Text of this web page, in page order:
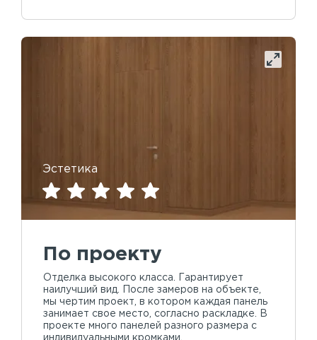
Эстетика
По проекту
Отделка высокого класса. Гарантирует
наилучший вид. После замеров на объекте,
мы чертим проект, в котором каждая панель
занимает свое место, согласно раскладке. В
проекте много панелей разного размера с
индивидуальными кромками.